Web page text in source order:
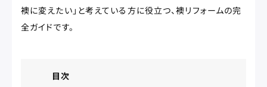
襖に変えたい」と考えている方に役立つ、襖リフォームの完
全ガイドです。
目次